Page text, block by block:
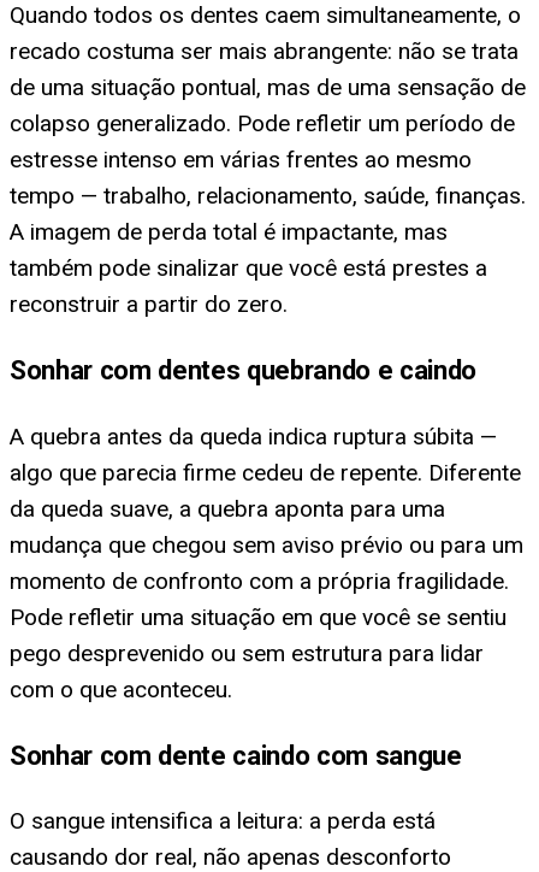
Quando todos os dentes caem simultaneamente, o
recado costuma ser mais abrangente: não se trata
de uma situação pontual, mas de uma sensação de
colapso generalizado. Pode refletir um período de
estresse intenso em várias frentes ao mesmo
tempo — trabalho, relacionamento, saúde, finanças.
A imagem de perda total é impactante, mas
também pode sinalizar que você está prestes a
reconstruir a partir do zero.
Sonhar com dentes quebrando e caindo
A quebra antes da queda indica ruptura súbita —
algo que parecia firme cedeu de repente. Diferente
da queda suave, a quebra aponta para uma
mudança que chegou sem aviso prévio ou para um
momento de confronto com a própria fragilidade.
Pode refletir uma situação em que você se sentiu
pego desprevenido ou sem estrutura para lidar
com o que aconteceu.
Sonhar com dente caindo com sangue
O sangue intensifica a leitura: a perda está
causando dor real, não apenas desconforto